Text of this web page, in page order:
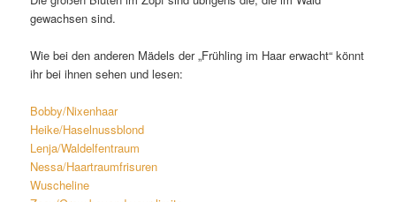
gewachsen sind.
Wie bei den anderen Mädels der „Frühling im Haar erwacht“ könnt
ihr bei ihnen sehen und lesen:
Bobby/Nixenhaar
Heike/Haselnussblond
Lenja/Waldelfentraum
Nessa/Haartraumfrisuren
Wuscheline